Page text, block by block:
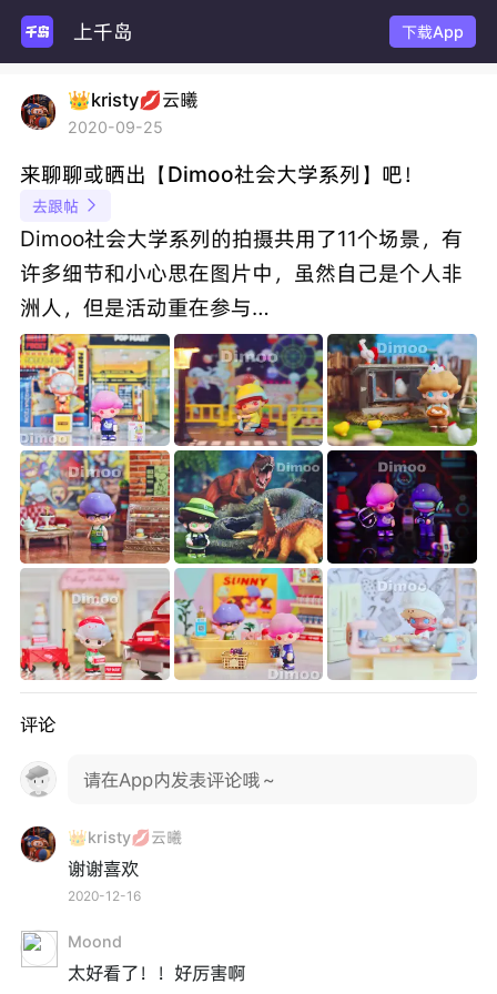
上千岛 下载App
👑kristy💋云曦
2020-09-25
来聊聊或晒出【Dimoo社会大学系列】吧！
去跟帖 
Dimoo社会大学系列的拍摄共用了11个场景，有
许多细节和小心思在图片中，虽然自己是个人非
洲人，但是活动重在参与…
评论
请在App内发表评论哦～
👑kristy💋云曦
谢谢喜欢
2020-12-16
Moond
太好看了！！好厉害啊